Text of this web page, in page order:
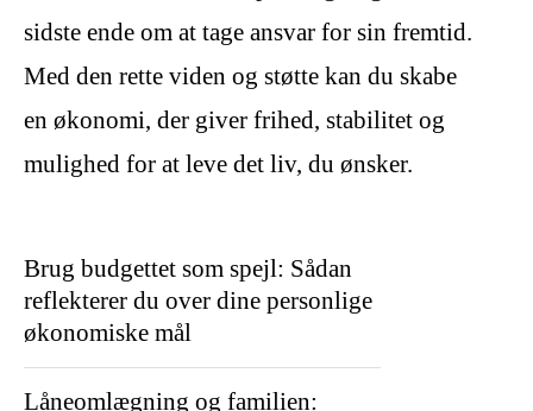
sidste ende om at tage ansvar for sin fremtid.
Med den rette viden og støtte kan du skabe
en økonomi, der giver frihed, stabilitet og
mulighed for at leve det liv, du ønsker.
Brug budgettet som spejl: Sådan
reflekterer du over dine personlige
økonomiske mål
Låneomlægning og familien: